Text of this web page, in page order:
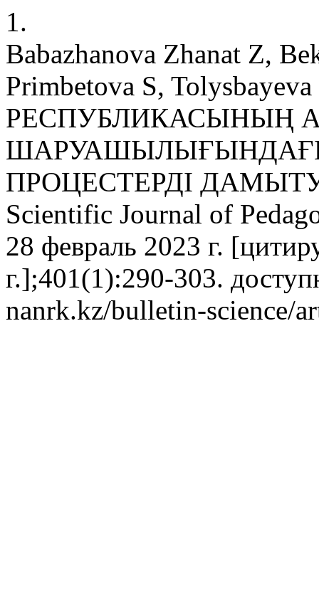
1.
Babazhanova Zhanat Z,
Primbetova S,
РЕСПУБЛИКАСЫНЫҢ
ПРОЦЕСТЕРДІ
Scientific Journal of
28 февраль 2023 г.
г.];401(1):290-303.
nanrk.kz/bulletin-science/